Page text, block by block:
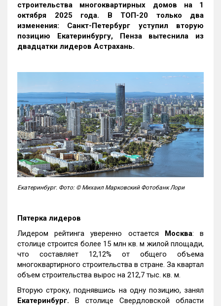
строительства многоквартирных домов на 1
октября 2025 года. В ТОП-20 только два
изменения: Санкт-Петербург уступил вторую
позицию Екатеринбургу, Пенза вытеснила из
двадцатки лидеров Астрахань.
Екатеринбург. Фото: © Михаил Марковский Фотобанк Лори
Пятерка лидеров
Лидером рейтинга уверенно остается
Москва: в
столице строится более 15 млн кв. м жилой площади,
что составляет 12,12% от общего объема
многоквартирного строительства в стране. За квартал
объем строительства вырос на 212,7 тыс. кв. м.
Вторую строку, поднявшись на одну позицию, занял
Екатеринбург.
В столице Свердловской области